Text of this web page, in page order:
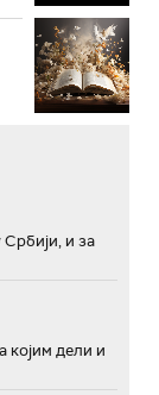
и за
којим дели и